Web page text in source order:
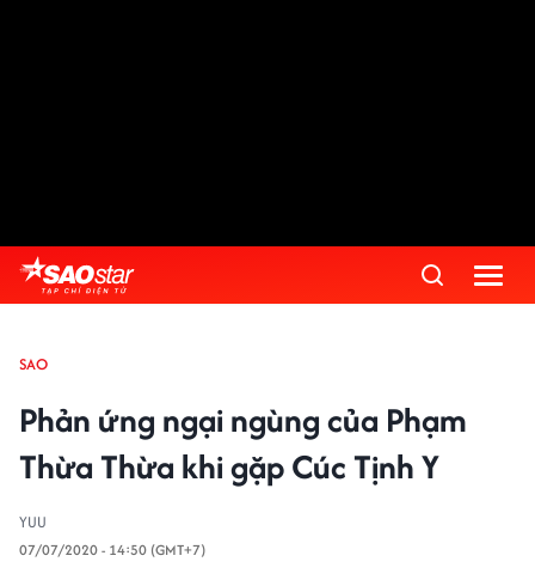
SAO
Phản ứng ngại ngùng của Phạm
Thừa Thừa khi gặp Cúc Tịnh Y
YUU
07/07/2020 - 14:50 (GMT+7)